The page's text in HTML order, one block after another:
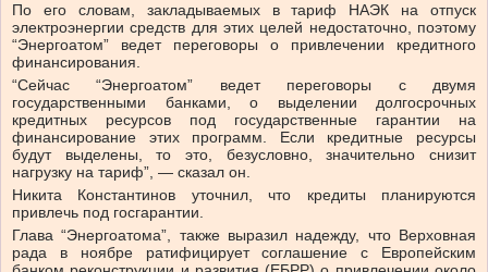
По его словам, закладываемых в тариф НАЭК на отпуск
электроэнергии средств для этих целей недостаточно, поэтому
“Энергоатом” ведет переговоры о привлечении кредитного
финансирования.
“Сейчас “Энергоатом” ведет переговоры с двумя
государственными банками, о выделении долгосрочных
кредитных ресурсов под государственные гарантии на
финансирование этих программ. Если кредитные ресурсы
будут выделены, то это, безусловно, значительно снизит
нагрузку на тариф”, — сказал он.
Никита Константинов уточнил, что кредиты планируются
привлечь под госгарантии.
Глава “Энергоатома”, также выразил надежду, что Верховная
рада в ноябре ратифицирует соглашение с Европейским